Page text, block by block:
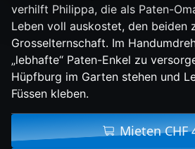
verhilft Philippa, die als Paten-
Leben voll auskostet, den beiden
Grosselternschaft. Im
„lebhafte“ Paten-Enkel zu
Hüpfburg im Garten stehen und
Füssen kleben.
Mieten CHF